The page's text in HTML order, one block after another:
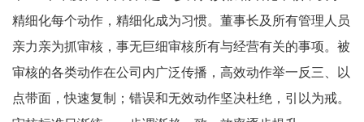
精细化每个动作，精细化成为习惯。董事长及所有管理人员
亲力亲为抓审核，事无巨细审核所有与经营有关的事项。被
审核的各类动作在公司内广泛传播，高效动作举一反三、以
点带面，快速复制；错误和无效动作坚决杜绝，引以为戒。